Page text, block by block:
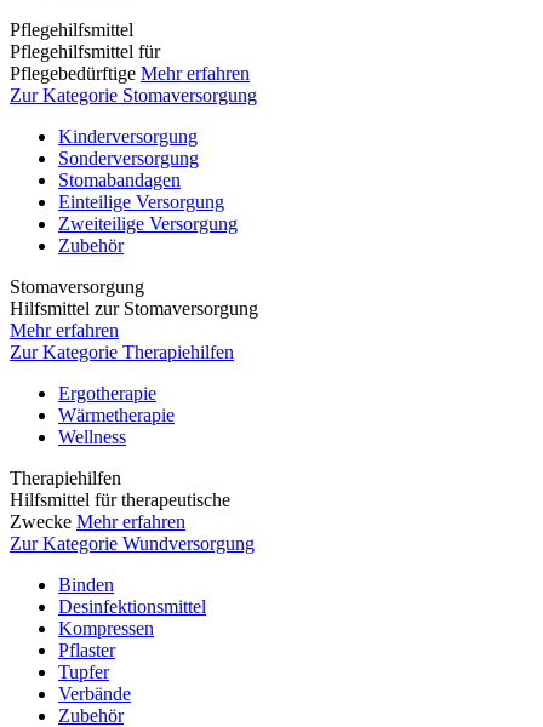
Pflegehilfsmittel
Pflegehilfsmittel für
Pflegebedürftige Mehr erfahren
Zur Kategorie Stomaversorgung
Kinderversorgung
Sonderversorgung
Stomabandagen
Einteilige Versorgung
Zweiteilige Versorgung
Zubehör
Stomaversorgung
Hilfsmittel zur Stomaversorgung
Mehr erfahren
Zur Kategorie Therapiehilfen
Ergotherapie
Wärmetherapie
Wellness
Therapiehilfen
Hilfsmittel für therapeutische
Zwecke Mehr erfahren
Zur Kategorie Wundversorgung
Binden
Desinfektionsmittel
Kompressen
Pflaster
Tupfer
Verbände
Zubehör